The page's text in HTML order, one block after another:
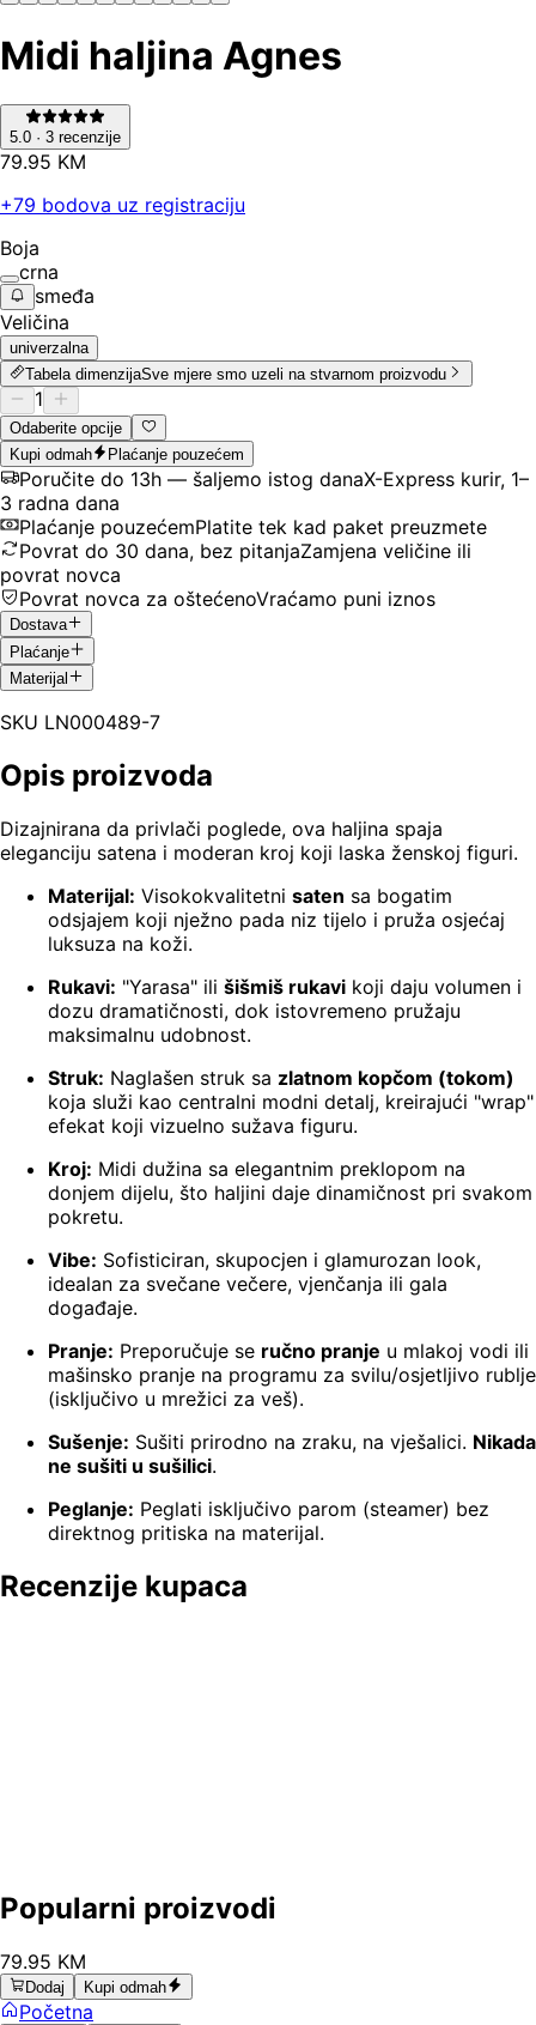
Midi haljina Agnes
5.0 · 3 recenzije
79.95 KM
+79 bodova uz registraciju
Boja
crna
smeđa
Veličina
univerzalna
Tabela dimenzijaSve mjere smo uzeli na stvarnom proizvodu
1
Odaberite opcije
Kupi odmah
Plaćanje pouzećem
Poručite do 13h — šaljemo istog danaX-Express kurir, 1–
3 radna dana
Plaćanje pouzećemPlatite tek kad paket preuzmete
Povrat do 30 dana, bez pitanjaZamjena veličine ili
povrat novca
Povrat novca za oštećenoVraćamo puni iznos
Dostava
Plaćanje
Materijal
SKU LN000489-7
Opis proizvoda
Dizajnirana da privlači poglede, ova haljina spaja
eleganciju satena i moderan kroj koji laska ženskoj figuri.
Materijal: Visokokvalitetni saten sa bogatim
odsjajem koji nježno pada niz tijelo i pruža osjećaj
luksuza na koži.
Rukavi: "Yarasa" ili šišmiš rukavi koji daju volumen i
dozu dramatičnosti, dok istovremeno pružaju
maksimalnu udobnost.
Struk: Naglašen struk sa zlatnom kopčom (tokom)
koja služi kao centralni modni detalj, kreirajući "wrap"
efekat koji vizuelno sužava figuru.
Kroj: Midi dužina sa elegantnim preklopom na
donjem dijelu, što haljini daje dinamičnost pri svakom
pokretu.
Vibe: Sofisticiran, skupocjen i glamurozan look,
idealan za svečane večere, vjenčanja ili gala
događaje.
Pranje: Preporučuje se ručno pranje u mlakoj vodi ili
mašinsko pranje na programu za svilu/osjetljivo rublje
(isključivo u mrežici za veš).
Sušenje: Sušiti prirodno na zraku, na vješalici. Nikada
ne sušiti u sušilici.
Peglanje: Peglati isključivo parom (steamer) bez
direktnog pritiska na materijal.
Recenzije kupaca
Popularni proizvodi
79.95 KM
Dodaj Kupi odmah
Početna